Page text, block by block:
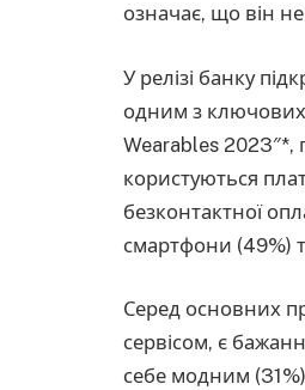
означає, що він
У релізі банку
одним з ключових
Wearables 2023″*,
користуються
безконтактної
смартфони (49%)
Серед основних
сервісом, є
себе модним